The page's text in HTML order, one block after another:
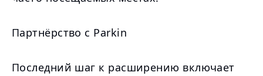
Партнёрство с Parkin
Последний шаг к расширению включает